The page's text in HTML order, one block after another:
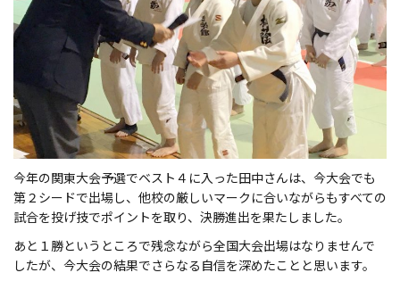
今年の関東大会予選でベスト４に入った田中さんは、今大会でも
第２シードで出場し、他校の厳しいマークに合いながらもすべての
試合を投げ技でポイントを取り、決勝進出を果たしました。
あと１勝というところで残念ながら全国大会出場はなりませんで
したが、今大会の結果でさらなる自信を深めたことと思います。